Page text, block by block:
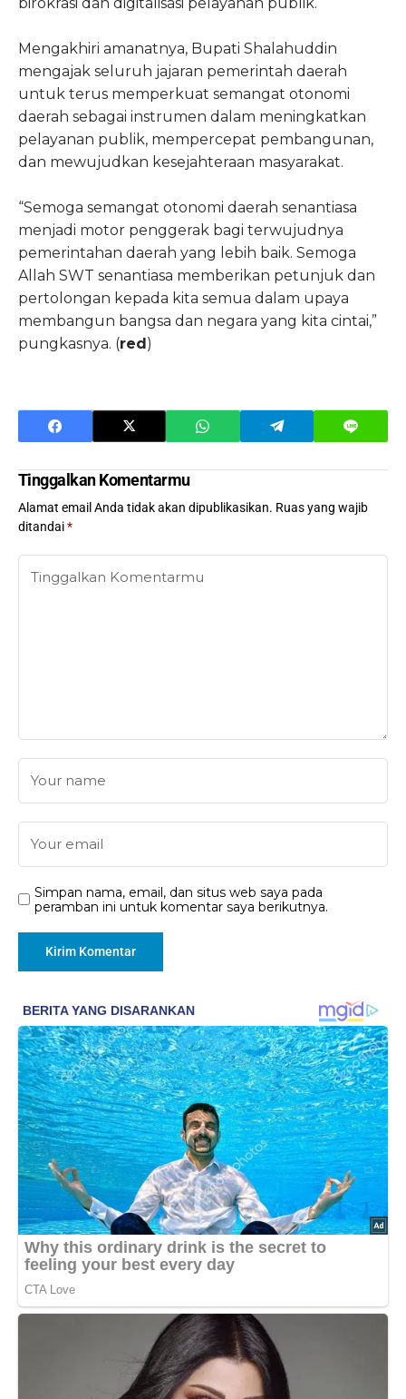
Mengakhiri amanatnya, Bupati Shalahuddin
mengajak seluruh jajaran pemerintah daerah
untuk terus memperkuat semangat otonomi
daerah sebagai instrumen dalam meningkatkan
pelayanan publik, mempercepat pembangunan,
dan mewujudkan kesejahteraan masyarakat.
“Semoga semangat otonomi daerah senantiasa
menjadi motor penggerak bagi terwujudnya
pemerintahan daerah yang lebih baik. Semoga
Allah SWT senantiasa memberikan petunjuk dan
pertolongan kepada kita semua dalam upaya
membangun bangsa dan negara yang kita cintai,”
pungkasnya. (red)
Tinggalkan Komentarmu
Alamat email Anda tidak akan dipublikasikan. Ruas yang wajib
ditandai*
Simpan nama, email, dan situs web saya pada
peramban ini untuk komentar saya berikutnya.